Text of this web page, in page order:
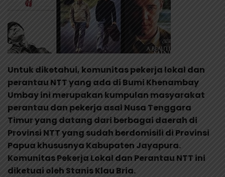
Untuk diketahui, komunitas pekerja lokal dan
perantau NTT yang ada di Bumi Khenambay
Umbay ini merupakan kumpulan masyarakat
perantau dan pekerja asal Nusa Tenggara
Timur yang datang dari berbagai daerah di
Provinsi NTT yang sudah berdomisili di Provinsi
Papua khususnya Kabupaten Jayapura.
Komunitas Pekerja Lokal dan Perantau NTT ini
diketuai oleh Stanis Klau Bria.